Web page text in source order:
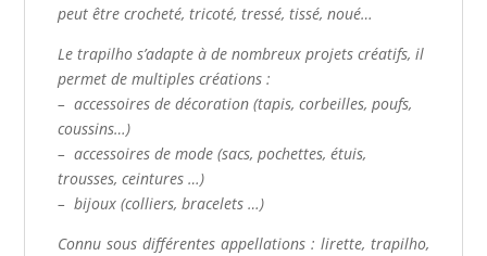
peut être crocheté, tricoté, tressé, tissé, noué…
Le trapilho s’adapte à de nombreux projets créatifs, il
permet de multiples créations :
– accessoires de décoration (tapis, corbeilles, poufs,
coussins…)
– accessoires de mode (sacs, pochettes, étuis,
trousses, ceintures …)
– bijoux (colliers, bracelets …)
Connu sous différentes appellations : lirette, trapilho,